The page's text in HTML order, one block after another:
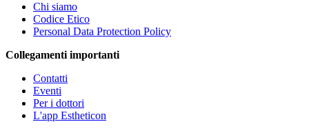
Chi siamo
Codice Etico
Personal Data Protection Policy
Collegamenti importanti
Contatti
Eventi
Per i dottori
L'app Estheticon